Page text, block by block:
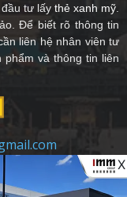
X
tư lấy thẻ xanh mỹ
Để biết rõ thông tin
liên hệ nhân viên tư
và thông tin liên